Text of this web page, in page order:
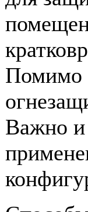
Помимо
Важно и